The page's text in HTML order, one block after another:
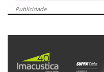
Publicidade